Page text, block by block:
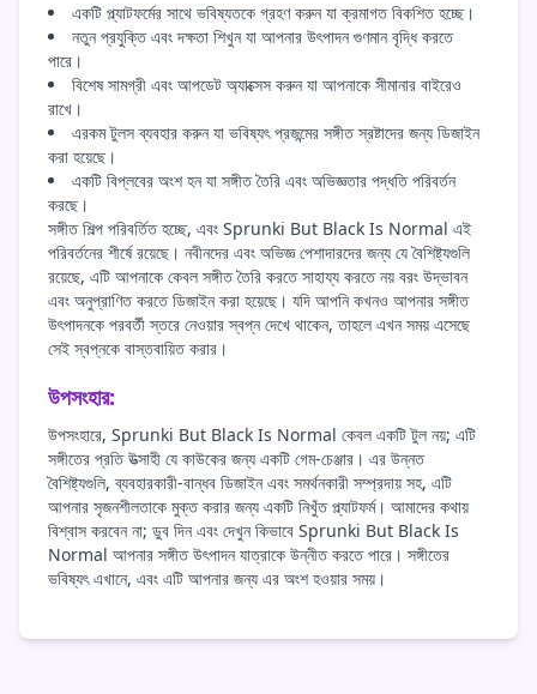
একটি প্ল্যাটফর্মের সাথে ভবিষ্যতকে গ্রহণ করুন যা ক্রমাগত বিকশিত হচ্ছে।
নতুন প্রযুক্তি এবং দক্ষতা শিখুন যা আপনার উৎপাদন গুণমান বৃদ্ধি করতে
পারে।
বিশেষ সামগ্রী এবং আপডেট অ্যাক্সেস করুন যা আপনাকে সীমানার বাইরেও
রাখে।
এরকম টুলস ব্যবহার করুন যা ভবিষ্যৎ প্রজন্মের সঙ্গীত স্রষ্টাদের জন্য ডিজাইন
করা হয়েছে।
একটি বিপ্লবের অংশ হন যা সঙ্গীত তৈরি এবং অভিজ্ঞতার পদ্ধতি পরিবর্তন
করছে।
সঙ্গীত শিল্প পরিবর্তিত হচ্ছে, এবং Sprunki But Black Is Normal এই
পরিবর্তনের শীর্ষে রয়েছে। নবীনদের এবং অভিজ্ঞ পেশাদারদের জন্য যে বৈশিষ্ট্যগুলি
রয়েছে, এটি আপনাকে কেবল সঙ্গীত তৈরি করতে সাহায্য করতে নয় বরং উদ্ভাবন
এবং অনুপ্রাণিত করতে ডিজাইন করা হয়েছে। যদি আপনি কখনও আপনার সঙ্গীত
উৎপাদনকে পরবর্তী স্তরে নেওয়ার স্বপ্ন দেখে থাকেন, তাহলে এখন সময় এসেছে
সেই স্বপ্নকে বাস্তবায়িত করার।
উপসংহার:
উপসংহারে, Sprunki But Black Is Normal কেবল একটি টুল নয়; এটি
সঙ্গীতের প্রতি উত্সাহী যে কাউকের জন্য একটি গেম-চেঞ্জার। এর উন্নত
বৈশিষ্ট্যগুলি, ব্যবহারকারী-বান্ধব ডিজাইন এবং সমর্থনকারী সম্প্রদায় সহ, এটি
আপনার সৃজনশীলতাকে মুক্ত করার জন্য একটি নিখুঁত প্ল্যাটফর্ম। আমাদের কথায়
বিশ্বাস করবেন না; ডুব দিন এবং দেখুন কিভাবে Sprunki But Black Is
Normal আপনার সঙ্গীত উৎপাদন যাত্রাকে উন্নীত করতে পারে। সঙ্গীতের
ভবিষ্যৎ এখানে, এবং এটি আপনার জন্য এর অংশ হওয়ার সময়।